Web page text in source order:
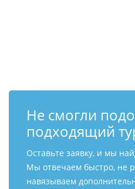
Не смогли
подходящий
Оставьте заявку, и мы
Мы отвечаем быстро, не
навязываем